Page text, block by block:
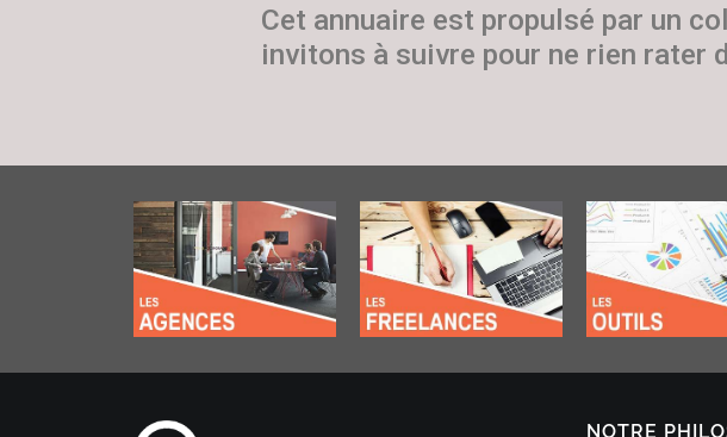
Cet annuaire est propulsé par un
invitons à suivre pour ne rien rater
NOTRE